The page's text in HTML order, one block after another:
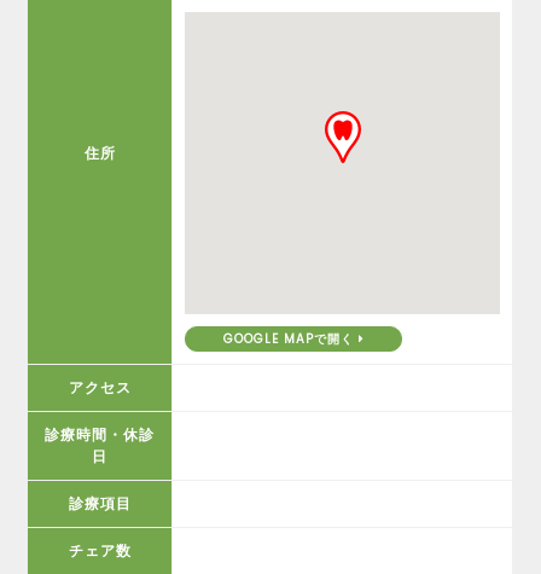
住所
GOOGLE MAPで開く
アクセス
診療時間・休診
日
診療項目
チェア数